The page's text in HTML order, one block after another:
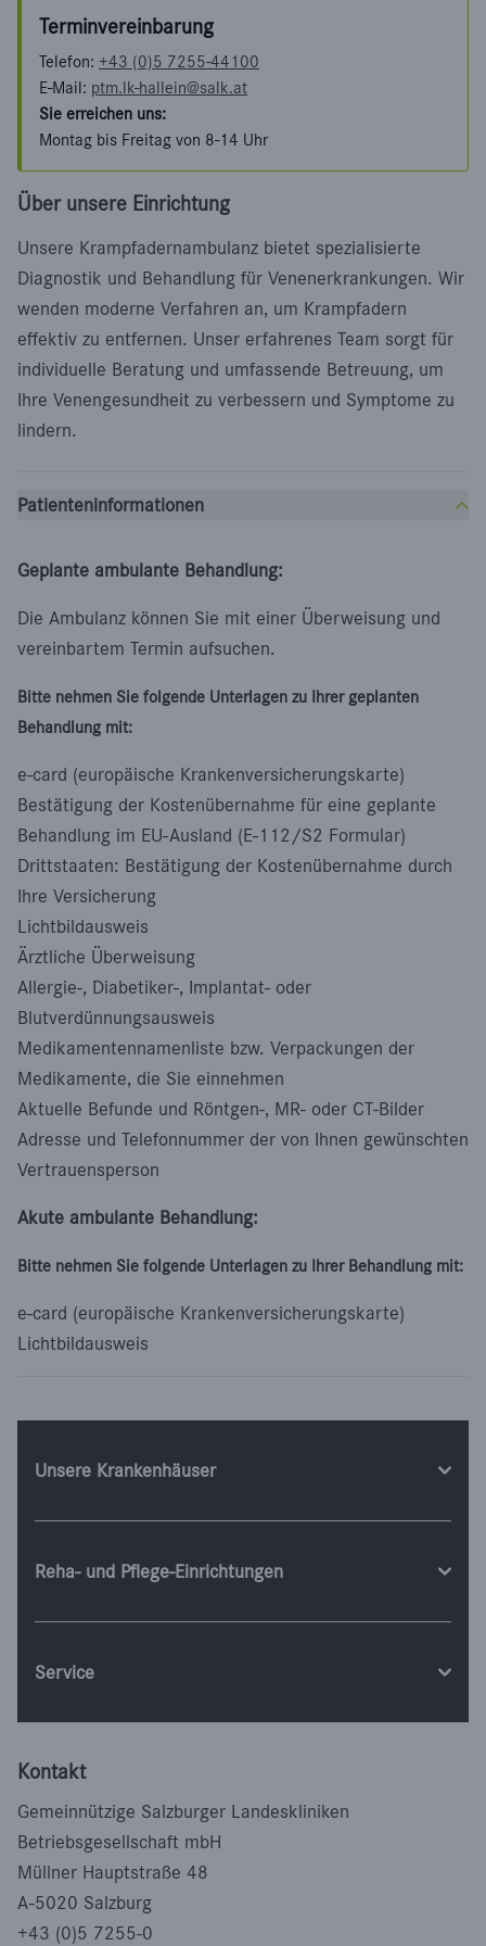
Terminvereinbarung
Telefon: +43 (0)5 7255-44100
E-Mail: ptm.lk-hallein@salk.at
Sie erreichen uns:
Montag bis Freitag von 8-14 Uhr
Über unsere Einrichtung
Unsere Krampfadernambulanz bietet spezialisierte
Diagnostik und Behandlung für Venenerkrankungen. Wir
wenden moderne Verfahren an, um Krampfadern
effektiv zu entfernen. Unser erfahrenes Team sorgt für
individuelle Beratung und umfassende Betreuung, um
Ihre Venengesundheit zu verbessern und Symptome zu
lindern.
Patienteninformationen
Geplante ambulante Behandlung:
Die Ambulanz können Sie mit einer Überweisung und
vereinbartem Termin aufsuchen.
Bitte nehmen Sie folgende Unterlagen zu Ihrer geplanten
Behandlung mit:
e-card (europäische Krankenversicherungskarte)
Bestätigung der Kostenübernahme für eine geplante
Behandlung im EU-Ausland (E-112/S2 Formular)
Drittstaaten: Bestätigung der Kostenübernahme durch
Ihre Versicherung
Lichtbildausweis
Ärztliche Überweisung
Allergie-, Diabetiker-, Implantat- oder
Blutverdünnungsausweis
Medikamentennamenliste bzw. Verpackungen der
Medikamente, die Sie einnehmen
Aktuelle Befunde und Röntgen-, MR- oder CT-Bilder
Adresse und Telefonnummer der von Ihnen gewünschten
Vertrauensperson
Akute ambulante Behandlung:
Bitte nehmen Sie folgende Unterlagen zu Ihrer Behandlung mit:
e-card (europäische Krankenversicherungskarte)
Lichtbildausweis
Unsere Krankenhäuser
Reha- und Pflege-Einrichtungen
Service
Kontakt
Gemeinnützige Salzburger Landeskliniken
Betriebsgesellschaft mbH
Müllner Hauptstraße 48
A-5020 Salzburg
+43 (0)5 7255-0